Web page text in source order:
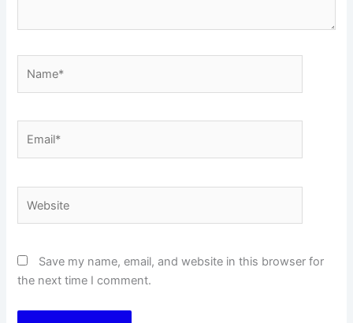
Save my name, email, and website in this browser for
the next time I comment.